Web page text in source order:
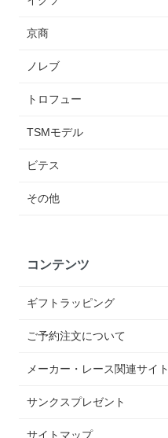
京商
ノレブ
トロフュー
TSMモデル
ビテス
その他
コンテンツ
ギフトラッピング
ご予約注文について
メーカー・レース関連サイト
サンクスプレゼント
サイトマップ